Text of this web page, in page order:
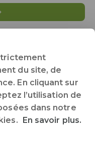
Chauffage
Salle de bain
du site, de
En cliquant sur
l’utilisation de
dans notre
En savoir plus.